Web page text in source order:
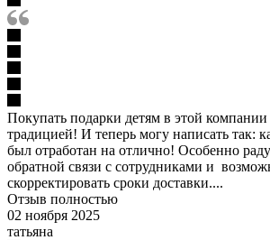
Покупать подарки детям в этой
традицией! И теперь могу написать так:
был отработан на отлично! Особенно
обратной связи с сотрудниками и
скорректировать сроки доставки....
Отзыв полностью
02 ноября 2025
татьяна